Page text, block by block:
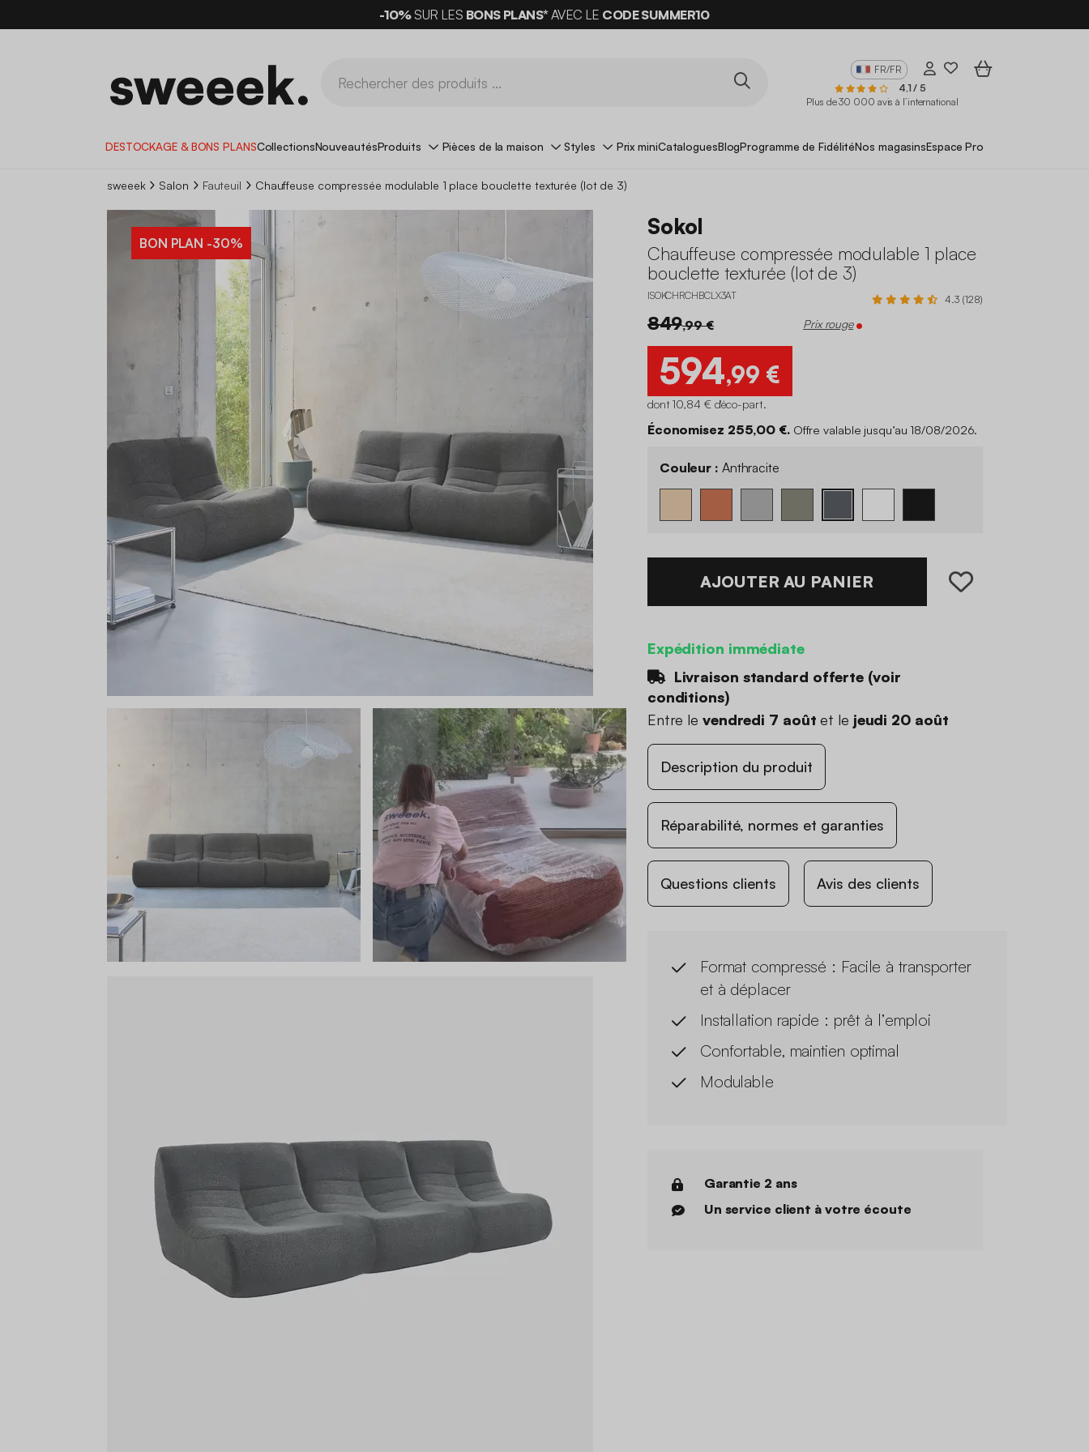
-10%SUR LES BONS PLANS*AVEC LE CODE SUMMER10
FR/FR
4,1 / 5
Plus de 30 000 avis à l’international
DESTOCKAGE & BONS PLANSCollectionsNouveautésProduits Pièces de la maison Styles Prix miniCataloguesBlogProgramme de FidélitéNos magasinsEspace Pro
sweeek Salon Fauteuil Chauffeuse compressée modulable 1 place bouclette texturée (lot de 3)
BON PLAN -30%
Sokol
Chauffeuse compressée modulable 1 place
bouclette texturée (lot de 3)
ISOKCHRCHBCLX3AT 4.3 (128)
849,99 € Prix rouge
594,99 €
dont 10,84 € d'éco-part.
Économisez 255,00 €. Offre valable jusqu’au 18/08/2026.
Couleur : Anthracite
AJOUTER AU PANIER
Expédition immédiate
Livraison standard offerte (voir
conditions)
Entre le vendredi 7 août et le jeudi 20 août
Description du produit
Réparabilité, normes et garanties
Questions clients Avis des clients
Format compressé : Facile à transporter
et à déplacer
Installation rapide : prêt à l’emploi
Confortable, maintien optimal
Modulable
Garantie 2 ans
Un service client à votre écoute